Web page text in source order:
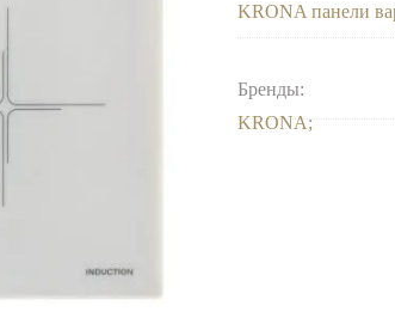
KRONA панели
Бренды:
KRONA